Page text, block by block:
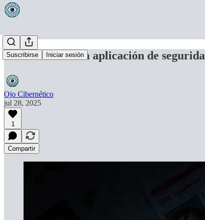
Suscribirse Iniciar sesión
La controvertida aplicación de
Ojo Cibernético
jul 28, 2025
1
Compartir